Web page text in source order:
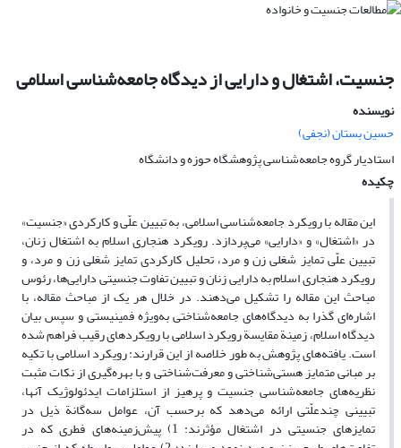
جنسیت، اشتغال و دارایی از دیدگاه جامعه‌شناسی اسلامی
نویسنده
حسین بستان (نجفی)
استادیار گروه جامعه‌شناسی پژوهشگاه حوزه و دانشگاه
چکیده
این مقاله با رویکرد جامعه‌شناسی اسلامی، به تبیین علّی و کارکردی «جنسیت»
در «اشتغال» و «دارایی» می‌پردازد. رویکرد هنجاری اسلام به اشتغال زنان،
تبیین علّی تمایز شغلی زن و مرد، تحلیل کارکردی تمایز شغلی زن و مرد، و
رویکرد هنجاری اسلام به دارایی زنان و تبیین تفاوت جنسیتی دارایی‌ها، رئوس
مباحث این مقاله را تشکیل مى‌دهند. در خلال هر یک از مباحث مقاله، با
اشاره‌ای گذرا به دیدگاه‌های جامعه‌شناختی به‌ویژه فمینیستی و سپس بیان
دیدگاه اسلام، زمینة مقایسة رویکرد اسلامی با رویکردهای رقیب فراهم شده
است. یافته‌های پژوهش به طور خلاصه از این قرارند: رویکرد اسلامی با تکیه
بر مبانی متمایز هستی‌شناختی و معرفت‌شناختی و با بهره‌گیری از نکات مثبت
نظریه‌هاى جامعه‌شناسی جنسیت و پرهیز از استلزامات ایدئولوژیک آنها،
تبیینی چندعلّتی ارائه می‌دهد که برحسب آن، عوامل سه‌گانة ذیل در
تمایزهای جنسیتی در اشتغال مؤثرند: 1) پیش‌زمینه‌های فطری که در